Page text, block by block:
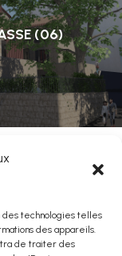
des technologies telles
des appareils.
de traiter des
(06)